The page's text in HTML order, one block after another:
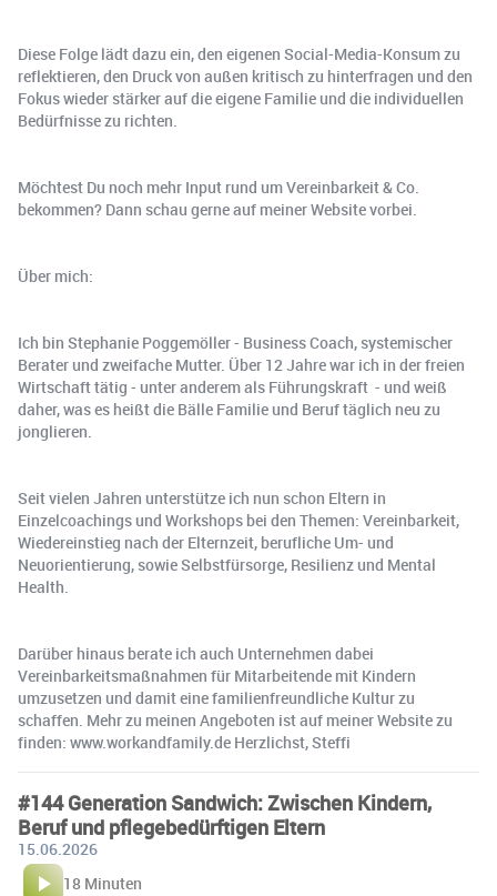
Diese Folge lädt dazu ein, den eigenen Social-Media-Konsum zu
reflektieren, den Druck von außen kritisch zu hinterfragen und den
Fokus wieder stärker auf die eigene Familie und die individuellen
Bedürfnisse zu richten.
Möchtest Du noch mehr Input rund um Vereinbarkeit & Co.
bekommen? Dann schau gerne auf meiner Website vorbei.
Über mich:
Ich bin Stephanie Poggemöller - Business Coach, systemischer
Berater und zweifache Mutter. Über 12 Jahre war ich in der freien
Wirtschaft tätig - unter anderem als Führungskraft - und weiß
daher, was es heißt die Bälle Familie und Beruf täglich neu zu
jonglieren.
Seit vielen Jahren unterstütze ich nun schon Eltern in
Einzelcoachings und Workshops bei den Themen: Vereinbarkeit,
Wiedereinstieg nach der Elternzeit, berufliche Um- und
Neuorientierung, sowie Selbstfürsorge, Resilienz und Mental
Health.
Darüber hinaus berate ich auch Unternehmen dabei
Vereinbarkeitsmaßnahmen für Mitarbeitende mit Kindern
umzusetzen und damit eine familienfreundliche Kultur zu
schaffen. Mehr zu meinen Angeboten ist auf meiner Website zu
finden: www.workandfamily.de Herzlichst, Steffi
#144 Generation Sandwich: Zwischen Kindern,
Beruf und pflegebedürftigen Eltern
15.06.2026
18 Minuten